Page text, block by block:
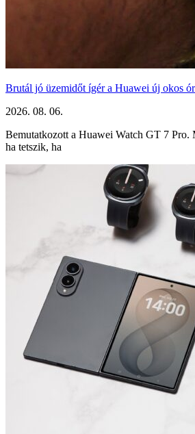
Brutál jó üzemidőt ígér a Huawei új okos
2026. 08. 06.
Bemutatkozott a Huawei Watch GT 7 Pro.
ha tetszik, ha